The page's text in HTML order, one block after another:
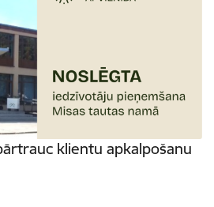
klientu apkalpošanu